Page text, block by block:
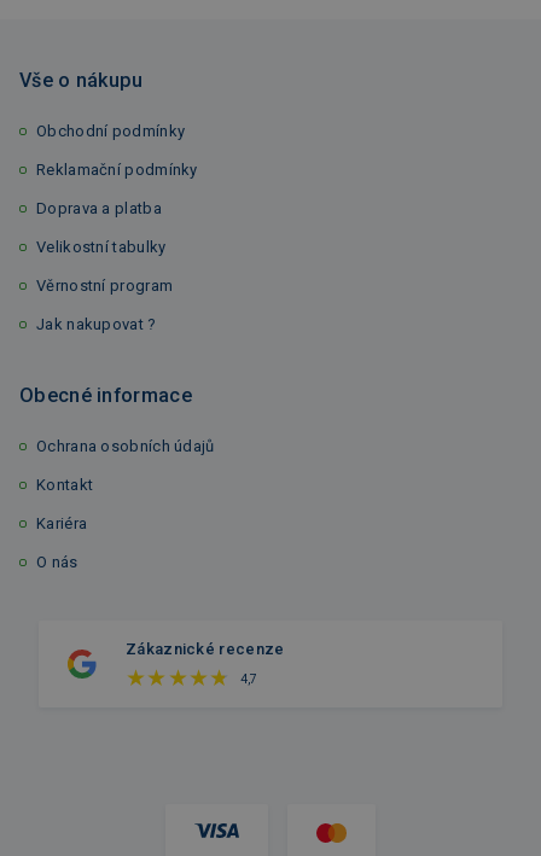
Vše o nákupu
Obchodní podmínky
Reklamační podmínky
Doprava a platba
Velikostní tabulky
Věrnostní program
Jak nakupovat ?
Obecné informace
Ochrana osobních údajů
Kontakt
Kariéra
O nás
Zákaznické recenze
4,7